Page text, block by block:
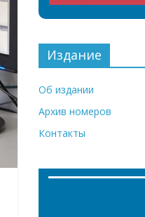
Издание
Об издании
Архив номеров
Контакты